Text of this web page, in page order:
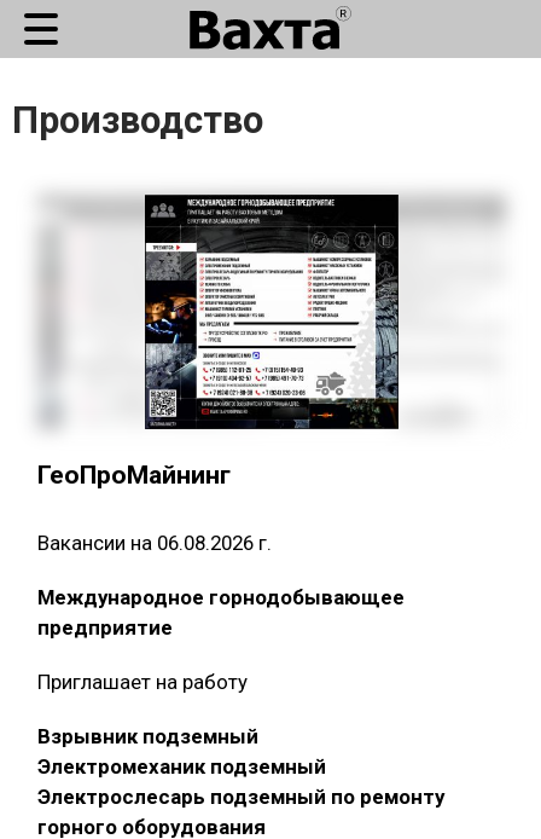
Производство
ГеоПроМайнинг
Вакансии на 06.08.2026 г.
Международное горнодобывающее
предприятие
Приглашает на работу
Взрывник подземный
Электромеханик подземный
Электрослесарь подземный по ремонту
горного оборудования